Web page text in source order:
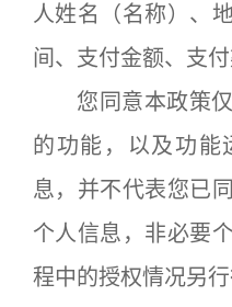
人姓名（名称）、
间、支付金额、支
您同意本政策仅
的功能，以及功能
息，并不代表您已
个人信息，非必要
程中的授权情况另行